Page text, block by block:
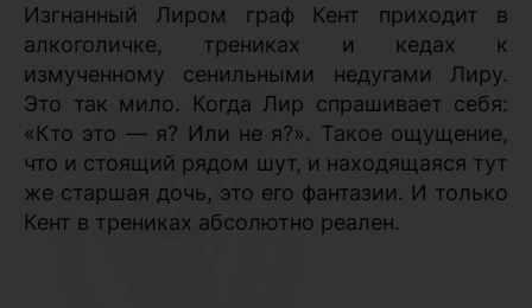
Изгнанный Лиром граф Кент приходит в
алкоголичке, трениках и кедах к
измученному сенильными недугами Лиру.
Это так мило. Когда Лир спрашивает себя:
«Кто это — я? Или не я?». Такое ощущение,
что и стоящий рядом шут, и находящаяся тут
же старшая дочь, это его фантазии. И только
Кент в трениках абсолютно реален.